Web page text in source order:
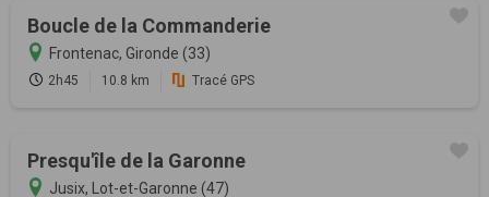
Boucle de la Commanderie
Frontenac, Gironde (33)
2h45 10.8 km Tracé GPS
Presqu'île de la Garonne
Jusix, Lot-et-Garonne (47)